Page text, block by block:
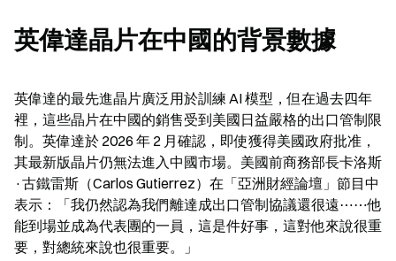
英偉達晶片在中國的背景數據
英偉達的最先進晶片廣泛用於訓練 AI 模型，但在過去四年
裡，這些晶片在中國的銷售受到美國日益嚴格的出口管制限
制。英偉達於 2026 年 2 月確認，即使獲得美國政府批准，
其最新版晶片仍無法進入中國市場。美國前商務部長卡洛斯
·古鐵雷斯（Carlos Gutierrez）在「亞洲財經論壇」節目中
表示：「我仍然認為我們離達成出口管制協議還很遠⋯⋯他
能到場並成為代表團的一員，這是件好事，這對他來說很重
要，對總統來說也很重要。」